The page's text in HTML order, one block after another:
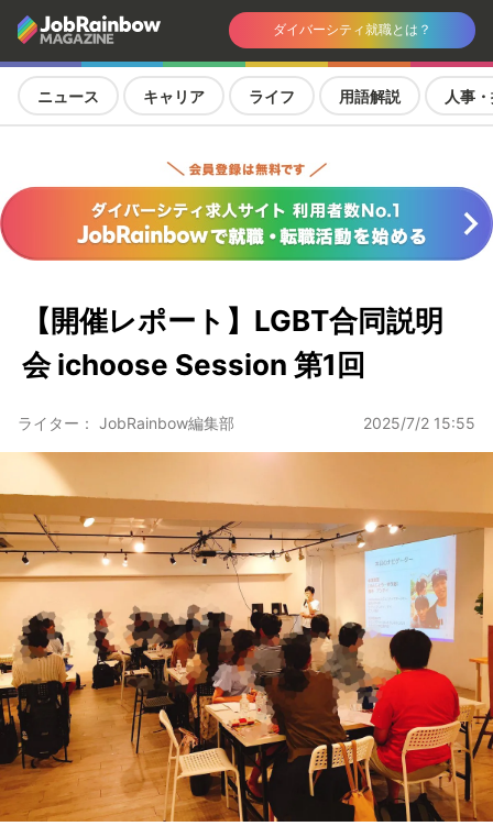
ダイバーシティ就職とは？
ニュース キャリア ライフ 用語解説 人事
【開催レポート】LGBT合同説明
会 ichoose Session 第1回
ライター： JobRainbow編集部 2025/7/2 15:55